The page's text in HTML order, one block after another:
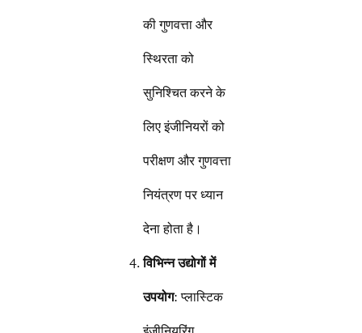
की गुणवत्ता और
स्थिरता को
सुनिश्चित करने के
लिए इंजीनियरों को
परीक्षण और गुणवत्ता
नियंत्रण पर ध्यान
देना होता है।
विभिन्न उद्योगों में
उपयोग: प्लास्टिक